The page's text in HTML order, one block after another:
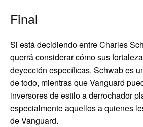
Final
Si está decidiendo entre Charles
querrá considerar cómo sus
deyección específicas. Schwab es
de todo, mientras que Vanguard
inversores de estilo a derrochador
especialmente aquellos a quienes
de Vanguard.